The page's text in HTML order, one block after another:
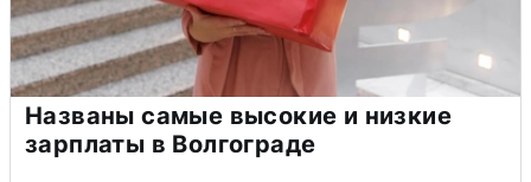
Названы самые высокие и низкие
зарплаты в Волгограде